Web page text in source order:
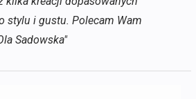
stylu i gustu. Polecam Wam
Sadowska"